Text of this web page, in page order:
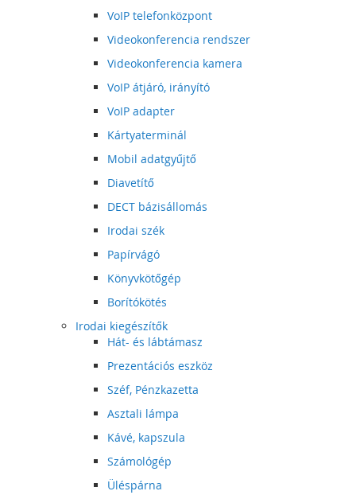
VoIP telefonközpont
Videokonferencia rendszer
Videokonferencia kamera
VoIP átjáró, irányító
VoIP adapter
Kártyaterminál
Mobil adatgyűjtő
Diavetítő
DECT bázisállomás
Irodai szék
Papírvágó
Könyvkötőgép
Borítókötés
Irodai kiegészítők
Hát- és lábtámasz
Prezentációs eszköz
Széf, Pénzkazetta
Asztali lámpa
Kávé, kapszula
Számológép
Üléspárna